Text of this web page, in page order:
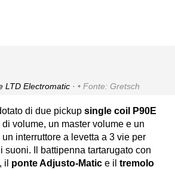
LTD Electromatic · Fonte: Gretsch
di due pickup single coil P90E
volume, un master volume e un
interruttore a levetta a 3 vie per
suoni. Il battipenna tartarugato con
il ponte Adjusto-Matic e il tremolo